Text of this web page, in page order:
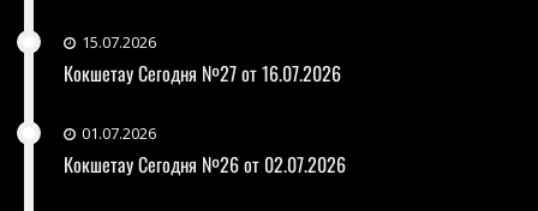
15.07.2026
Кокшетау Сегодня №27 от 16.07.2026
01.07.2026
Кокшетау Сегодня №26 от 02.07.2026